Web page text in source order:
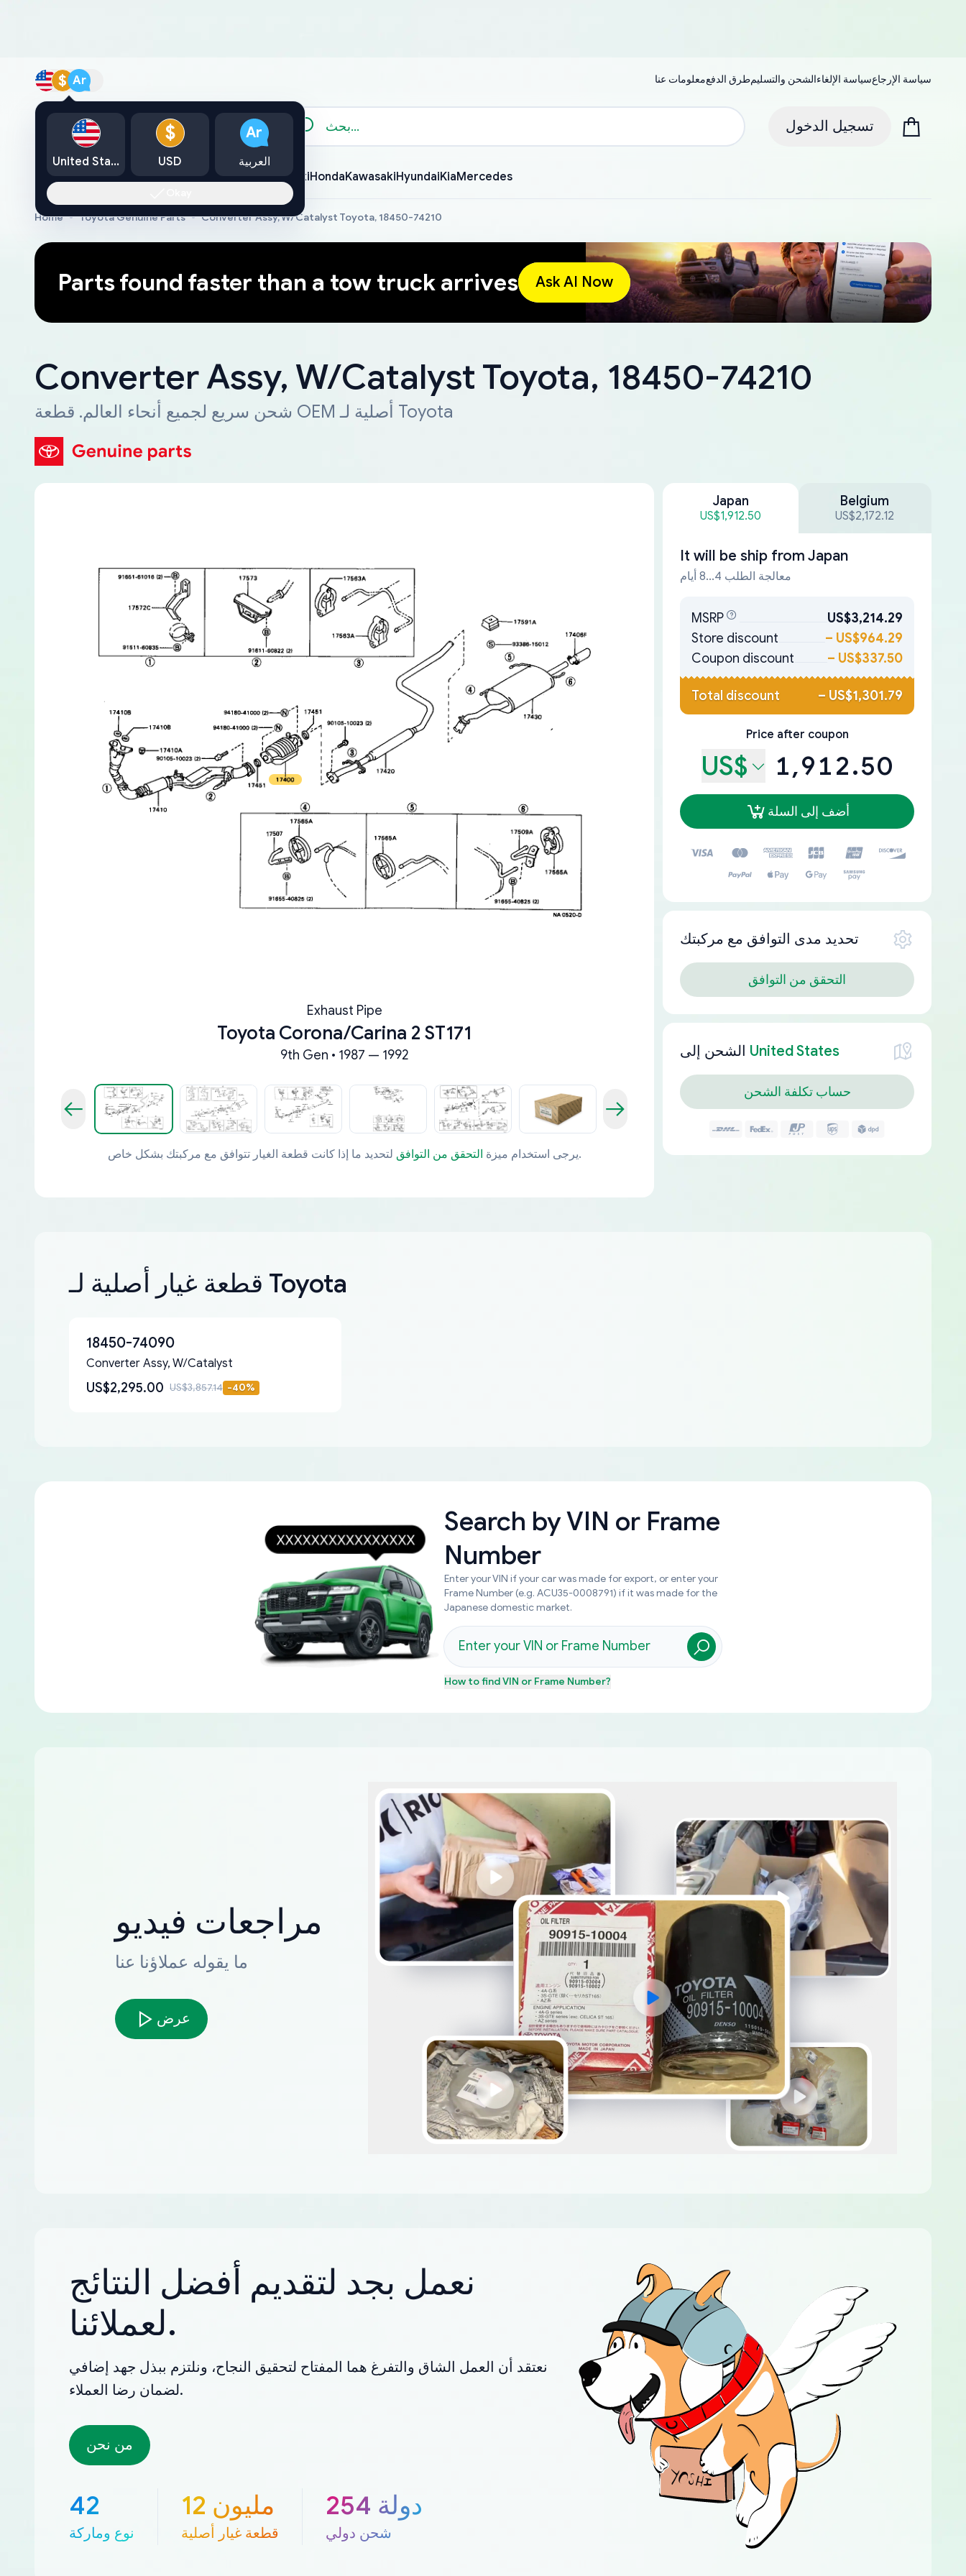
$ Ar معلومات عناطرق الدفعالشحن والتسليمسياسة الإلغاءسياسة الإرجاع
الكتالوج تسجيل الدخول
ToyotaLexusNissanMazdaMitsubishiYamahaSuzukiHondaKawasakiHyundaiKiaMercedes
Home Toyota Genuine Parts Converter Assy, W/Catalyst Toyota, 18450-74210
Parts found faster than a tow truck arrives Ask AI Now
Converter Assy, W/Catalyst Toyota, 18450-74210
شحن سريع لجميع أنحاء العالم. قطعة OEM أصلية لـ Toyota
Exhaust Pipe
Toyota Corona/Carina 2 ST171
9th Gen • 1987 — 1992
يرجى استخدام ميزة التحقق من التوافق لتحديد ما إذا كانت قطعة الغيار تتوافق مع مركبتك بشكل خاص.
Japan
US$1,912.50
Belgium
US$2,172.12
It will be ship from Japan
معالجة الطلب 4...8 أيام
MSRP
US$3,214.29
Store discount
– US$964.29
Coupon discount
– US$337.50
Total discount – US$1,301.79
Price after coupon
US$ 1,912.50
أضف إلى السلة
تحديد مدى التوافق مع مركبتك
التحقق من التوافق
الشحن إلى United States
حساب تكلفة الشحن
قطعة غيار أصلية لـ Toyota
18450-74090
Converter Assy, W/Catalyst
US$2,295.00 US$3,857.14 -40%
Search byVIN or Frame
Number
Enter your VIN if your car was made for export, or enter your
Frame Number (e.g. ACU35-0008791) if it was made for the
Japanese domestic market.
How to findVIN or Frame Number?
مراجعات فيديو
ما يقوله عملاؤنا عنا
عرض
نعمل بجد لتقديم أفضل النتائج
لعملائنا.
نعتقد أن العمل الشاق والتفرغ هما المفتاح لتحقيق النجاح، ونلتزم ببذل جهد إضافي
لضمان رضا العملاء.
من نحن
42
نوع وماركة
12 مليون
قطعة غيار أصلية
254 دولة
شحن دولي
United States
$
USD
Ar
العربية